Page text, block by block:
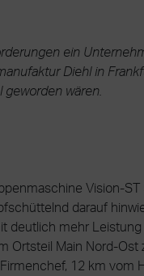
ein
Diehl in
geworden wären.
Vision-
darauf
mehr
Main Nord-
12 km vom